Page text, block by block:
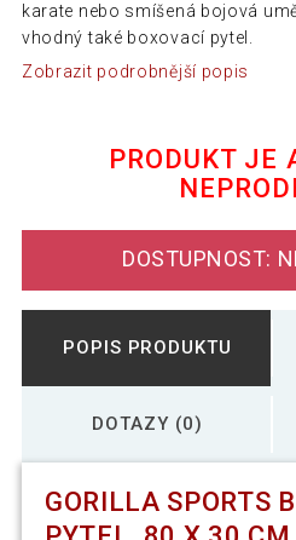
karate nebo smíšená bojová
vhodný také boxovací pytel.
Zobrazit podrobnější popis
PRODUKT JE
DOSTUPNOST:
POPIS PRODUKTU
DOTAZY (0)
GORILLA SPORTS